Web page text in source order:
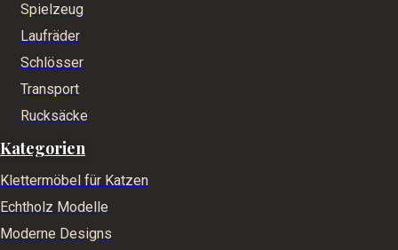
Spielzeug
Laufräder
Schlösser
Transport
Rucksäcke
Kategorien
Klettermöbel für Katzen
Echtholz Modelle
Moderne Designs